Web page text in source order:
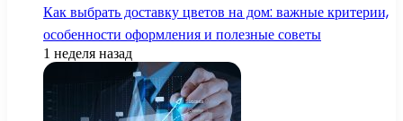
Как выбрать доставку цветов на дом: важные критерии,
особенности оформления и полезные советы
1 неделя назад